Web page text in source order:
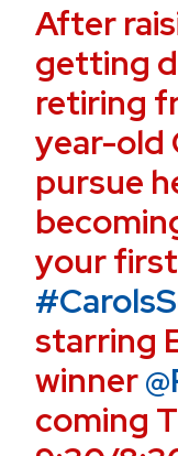
After
getting
retiring
year-old
pursue
your
starring
winner
coming